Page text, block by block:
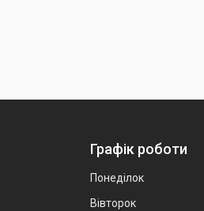
Графік роботи
Понеділок
Вівторок